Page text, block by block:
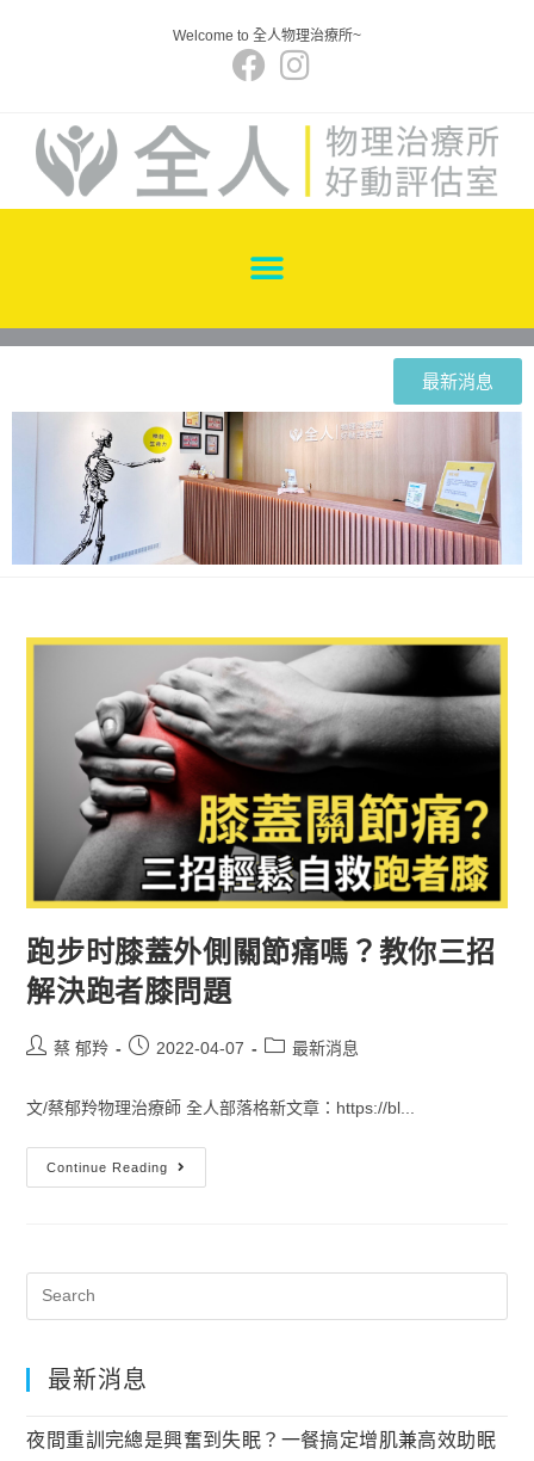
Welcome to 全人物理治療所~
最新消息
跑步时膝蓋外側關節痛嗎？教你三招
解決跑者膝問題
蔡 郁羚 2022-04-07 最新消息
文/蔡郁羚物理治療師 全人部落格新文章：https://bl...
Continue Reading
最新消息
夜間重訓完總是興奮到失眠？一餐搞定增肌兼高效助眠